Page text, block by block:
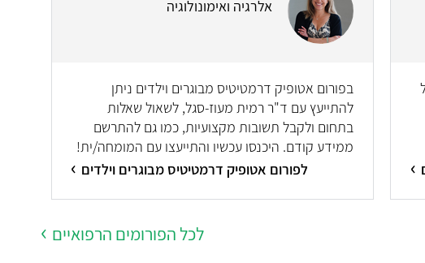
אלרגיה ואימונולוגיה
בפורום אטופיק דרמטיטיס מבוגרים וילדים ניתן
להתייעץ עם ד"ר רמית מעוז-סגל, לשאול שאלות
בתחום ולקבל תשובות מקצועיות, כמו גם להתרשם
ממידע קודם. היכנסו עכשיו והתייעצו עם המומחה/ית!
לפורום אטופיק דרמטיטיס מבוגרים וילדים
לכל הפורומים הרפואיים